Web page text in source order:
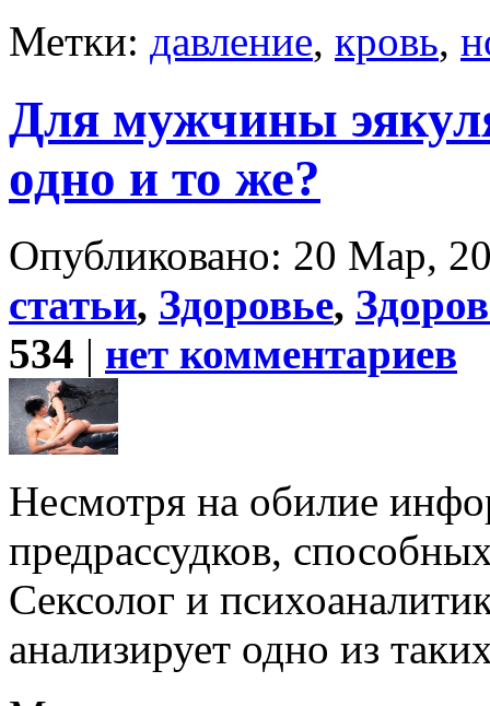
Метки: давление, кровь,
Для мужчины
одно и то же?
Опубликовано: 20 Мар,
статьи, Здоровье,
534 | нет комментариев
Несмотря на обилие
предрассудков,
Сексолог и
анализирует одно из